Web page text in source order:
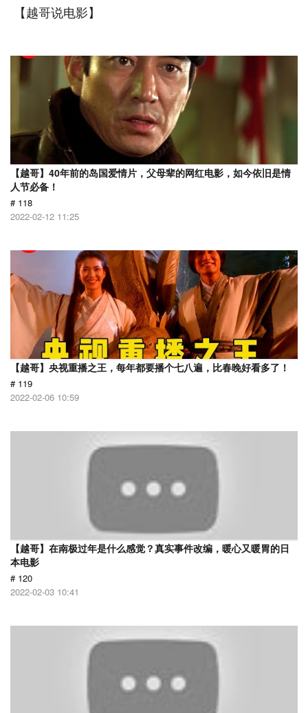
【越哥说电影】
【越哥】40年前的岛国爱情片，父母辈的网红电影，如今依旧是情
人节必备！
# 118
2022-02-12 11:25
【越哥】央视重播之王，每年都要播个七八遍，比春晚好看多了！
# 119
2022-02-06 10:59
【越哥】在南极过年是什么感觉？真实事件改编，暖心又暖胃的日
本电影
# 120
2022-02-03 10:41